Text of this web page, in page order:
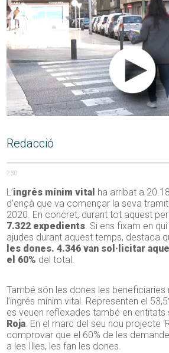
Redacció
230
L’ingrés mínim vital ha arribat a
d’ençà que va començar la seva
2020. En concret, durant tot aquest
7.322 expedients. Si ens fixam en
ajudes durant aquest temps, destaca
les dones. 4.346 van sol·licitar
el 60% del total.
També són les dones les beneficiaries
l’ingrés mínim vital. Representen el
es veuen reflexades també en
Roja. En el marc del seu nou projecte
comprovar que el 60% de les
a les Illes, les fan les dones.